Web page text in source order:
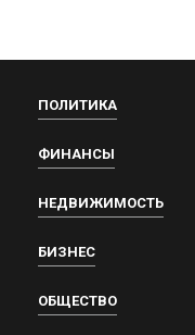
ПОЛИТИКА
ФИНАНСЫ
НЕДВИЖИМОСТЬ
БИЗНЕС
ОБЩЕСТВО